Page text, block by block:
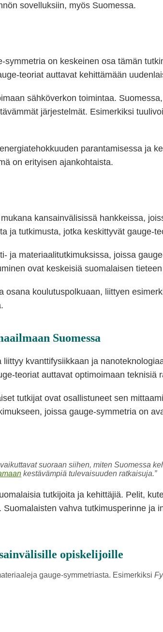
sovelluksiin, myös Suomessa.
on keskeinen osa tämän
teoriat auttavat kehittämään
sähköverkon toimintaa.
järjestelmät. Esimerkiksi
parantamisessa ja
on erityisen ajankohtaista.
kansainvälisissä hankkeissa,
ja tutkimusta, jotka keskittyvät gauge-
ja materiaalitutkimuksissa, joissa
ovat keskeisiä suomalaisen
koulutuspolkuaan, liittyen
Suomessa
kvanttifysiikkaan ja
teoriat auttavat optimoimaan teknisiä
tutkijat ovat osallistuneet sen
joissa gauge-symmetria on
suoraan siihen, miten Suomessa
kestävämpiä tulevaisuuden ratkaisuja.”
tutkijoita ja kehittäjiä. Pelit,
vahva tutkimusperinne ja
opiskelijoille
gauge-symmetriasta. Esimerkiksi